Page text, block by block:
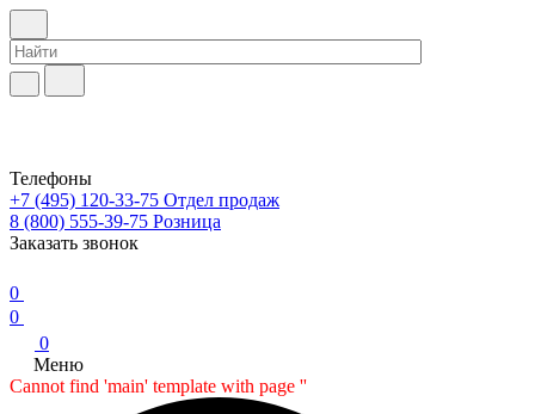
Телефоны
+7 (495) 120-33-75 Отдел продаж
8 (800) 555-39-75 Розница
Заказать звонок
0
0
0
Меню
Cannot find 'main' template with page ''